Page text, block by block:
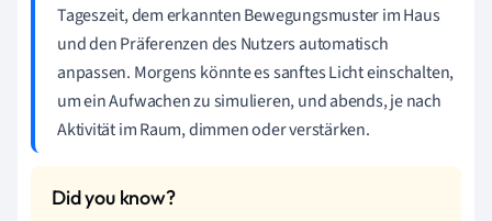
Tageszeit, dem erkannten Bewegungsmuster im Haus
und den Präferenzen des Nutzers automatisch
anpassen. Morgens könnte es sanftes Licht einschalten,
um ein Aufwachen zu simulieren, und abends, je nach
Aktivität im Raum, dimmen oder verstärken.